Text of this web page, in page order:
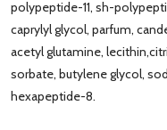
polypeptide-11, sh-
caprylyl glycol, parfum,
acetyl glutamine,
sorbate, butylene glycol,
hexapeptide-8.